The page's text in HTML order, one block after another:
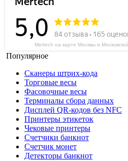
Mertech на карте Москвы и
Популярное
Сканеры штрих-кода
Торговые весы
Фасовочные весы
Терминалы сбора данных
Дисплей QR-кодов без NFC
Принтеры этикеток
Чековые принтеры
Счетчики банкнот
Счетчик монет
Детекторы банкнот